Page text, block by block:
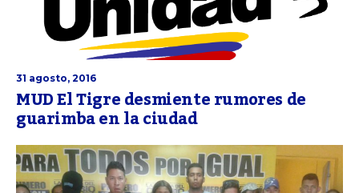
31 agosto, 2016
MUD El Tigre desmiente rumores de
guarimba en la ciudad